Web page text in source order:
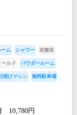
ム シャワー 岩盤浴
ールド パウダールーム
焼けマシン 無料駐車場
10,780円